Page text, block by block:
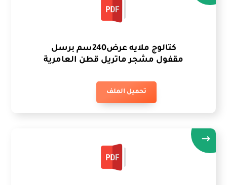
كتالوج ملايه عرض240سم برسل
مقفول مشجر ماتريل قطن العامرية
تحميل الملف